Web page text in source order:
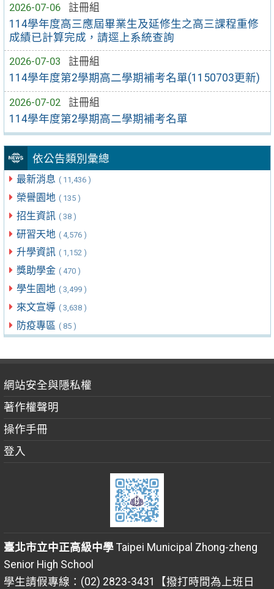
2026-07-06
註冊組
114學年度高三應屆畢業生及延修生之高三課程重修
成績已計算完成，請逕上系統查詢
2026-07-03
註冊組
114學年度第2學期高二學期補考名單(1150703更新)
2026-07-02
註冊組
114學年度第2學期高二學期補考名單
依公告類別彙總
最新消息 ( 11,436 )
榮譽園地 ( 135 )
招生資訊 ( 38 )
研習天地 ( 4,576 )
升學資訊 ( 1,152 )
獎助學金 ( 470 )
學生園地 ( 3,499 )
來文宣導 ( 3,638 )
防疫專區 ( 85 )
網站安全與隱私權
著作權聲明
操作手冊
登入
臺北市立中正高級中學Taipei Municipal Zhong-zheng
Senior High School
學生請假專線：(02) 2823-3431【撥打時間為上班日